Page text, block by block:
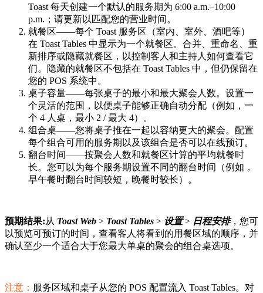
Toast 每天创建一个默认的服务期为 6:00 a.m.–10:00
p.m.；请更新以匹配您的营业时间。
就餐区——每个 Toast 服务区（室内、室外、酒吧等）
在 Toast Tables 中显示为一个就餐区。合并、重命名、重
新排序或隐藏就餐区，以控制客人和主持人如何查看它
们。隐藏的就餐区不包括在 Toast Tables 中，但仍保留在
您的 POS 系统中。
桌子容量——每张桌子的最小和最大聚会人数。设置一
个灵活的范围，以便桌子能够正确自动分配（例如，一
个 4 人桌，最小 2 / 最大 4）。
组合桌——您将桌子推在一起以容纳更大的聚会。配置
每个组合可用的服务期以及该组合是否可以在线预订。
翻台时间——按聚会人数和就餐区计算的平均就餐时
长。您可以为每个服务期设置不同的翻台时间（例如，
早午餐时翻台时间较短，晚餐时较长）。
预期结果:从 Toast Web > Toast Tables > 设置> 日程安排，您可
以预览可预订的时间，查看客人将看到的用餐区域的顺序，并
确认至少一个适合大于您最大单桌的聚会的组合桌选项。
注意： 服务区域和桌子从您的 POS 配置流入 Toast Tables。对